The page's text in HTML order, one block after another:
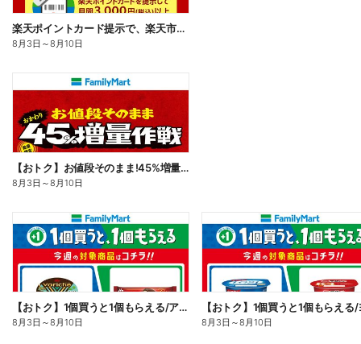
楽天ポイントカード提示で、楽天市場でのお買い物がおトクに!
8月3日 ～8月10日
【おトク】お値段そのまま!45%増量作戦!
8月3日 ～8月10日
【おトク】1個買うと1個もらえる/アイス
8月3日 ～8月10日 8月3日 ～8月10日